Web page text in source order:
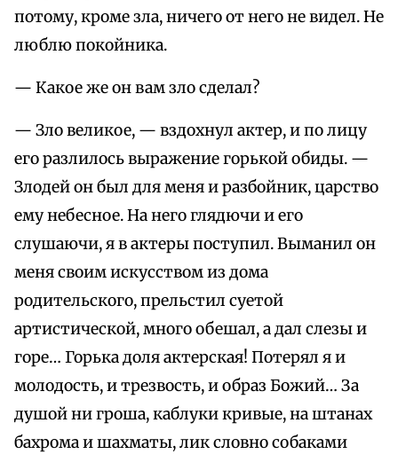
потому, кроме зла, ничего от него не видел. Не
люблю покойника.
— Какое же он вам зло сделал?
— Зло великое, — вздохнул актер, и по лицу
его разлилось выражение горькой обиды. —
Злодей он был для меня и разбойник, царство
ему небесное. На него глядючи и его
слушаючи, я в актеры поступил. Выманил он
меня своим искусством из дома
родительского, прельстил суетой
артистической, много обешал, а дал слезы и
горе… Горька доля актерская! Потерял я и
молодость, и трезвость, и образ Божий… За
душой ни гроша, каблуки кривые, на штанах
бахрома и шахматы, лик словно собаками